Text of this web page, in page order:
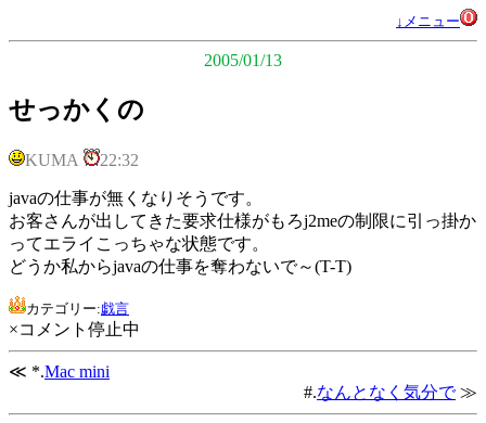
↓メニュー
2005/01/13
せっかくの
KUMA 22:32
javaの仕事が無くなりそうです。
お客さんが出してきた要求仕様がもろj2meの制限に引っ掛か
ってエライこっちゃな状態です。
どうか私からjavaの仕事を奪わないで～(T-T)
カテゴリー:戯言
×コメント停止中
≪ *.Mac mini
#.なんとなく気分で≫